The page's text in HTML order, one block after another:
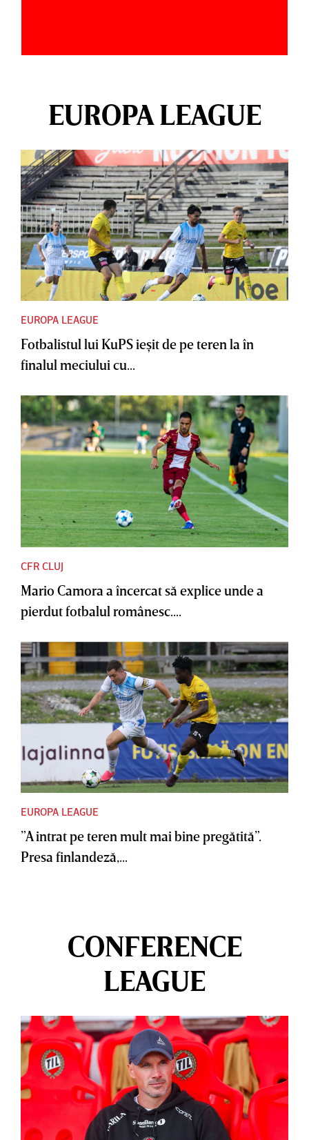
EUROPA LEAGUE
EUROPA LEAGUE
Fotbalistul lui KuPS ieşit de pe teren la în
finalul meciului cu...
CFR CLUJ
Mario Camora a încercat să explice unde a
pierdut fotbalul românesc....
EUROPA LEAGUE
”A intrat pe teren mult mai bine pregătită”.
Presa finlandeză,...
CONFERENCE
LEAGUE